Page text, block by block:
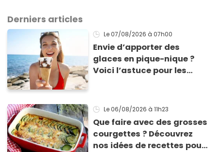
Derniers articles
Le 07/08/2026 à 07h00
Envie d’apporter des
glaces en pique-nique ?
Voici l’astuce pour les
ne fondent !
Le 06/08/2026 à 11h23
Que faire avec des grosses
courgettes ? Découvrez
nos idées de recettes pour